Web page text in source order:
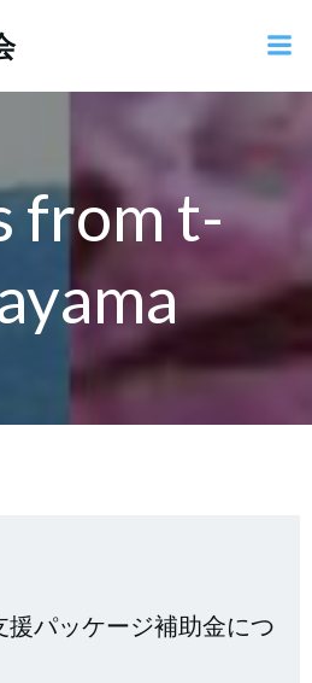
ン
ス
キ
ッ
fromt-
パッケージ補助金につ